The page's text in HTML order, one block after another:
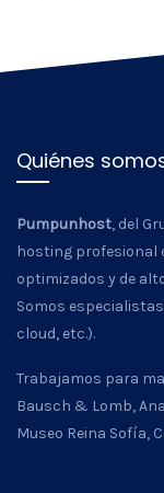
Quiénes
Pumpunhost, del
hosting profesional
optimizados y de
Somos
cloud, etc.).
Trabajamos para
Bausch & Lomb,
Museo Reina Sofía,